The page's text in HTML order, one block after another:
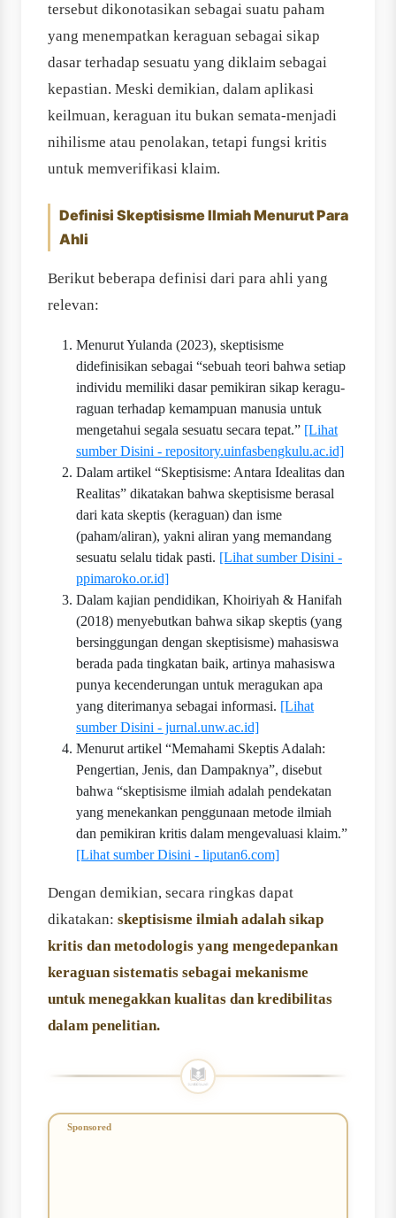
tersebut dikonotasikan sebagai suatu paham
yang menempatkan keraguan sebagai sikap
dasar terhadap sesuatu yang diklaim sebagai
kepastian. Meski demikian, dalam aplikasi
keilmuan, keraguan itu bukan semata-menjadi
nihilisme atau penolakan, tetapi fungsi kritis
untuk memverifikasi klaim.
Definisi Skeptisisme Ilmiah Menurut Para
Ahli
Berikut beberapa definisi dari para ahli yang
relevan:
Menurut Yulanda (2023), skeptisisme
didefinisikan sebagai “sebuah teori bahwa setiap
individu memiliki dasar pemikiran sikap keragu-
raguan terhadap kemampuan manusia untuk
mengetahui segala sesuatu secara tepat.” [Lihat
sumber Disini - repository.uinfasbengkulu.ac.id]
Dalam artikel “Skeptisisme: Antara Idealitas dan
Realitas” dikatakan bahwa skeptisisme berasal
dari kata skeptis (keraguan) dan isme
(paham/aliran), yakni aliran yang memandang
sesuatu selalu tidak pasti. [Lihat sumber Disini -
ppimaroko.or.id]
Dalam kajian pendidikan, Khoiriyah & Hanifah
(2018) menyebutkan bahwa sikap skeptis (yang
bersinggungan dengan skeptisisme) mahasiswa
berada pada tingkatan baik, artinya mahasiswa
punya kecenderungan untuk meragukan apa
yang diterimanya sebagai informasi. [Lihat
sumber Disini - jurnal.unw.ac.id]
Menurut artikel “Memahami Skeptis Adalah:
Pengertian, Jenis, dan Dampaknya”, disebut
bahwa “skeptisisme ilmiah adalah pendekatan
yang menekankan penggunaan metode ilmiah
dan pemikiran kritis dalam mengevaluasi klaim.”
[Lihat sumber Disini - liputan6.com]
Dengan demikian, secara ringkas dapat
dikatakan: skeptisisme ilmiah adalah sikap
kritis dan metodologis yang mengedepankan
keraguan sistematis sebagai mekanisme
untuk menegakkan kualitas dan kredibilitas
dalam penelitian.